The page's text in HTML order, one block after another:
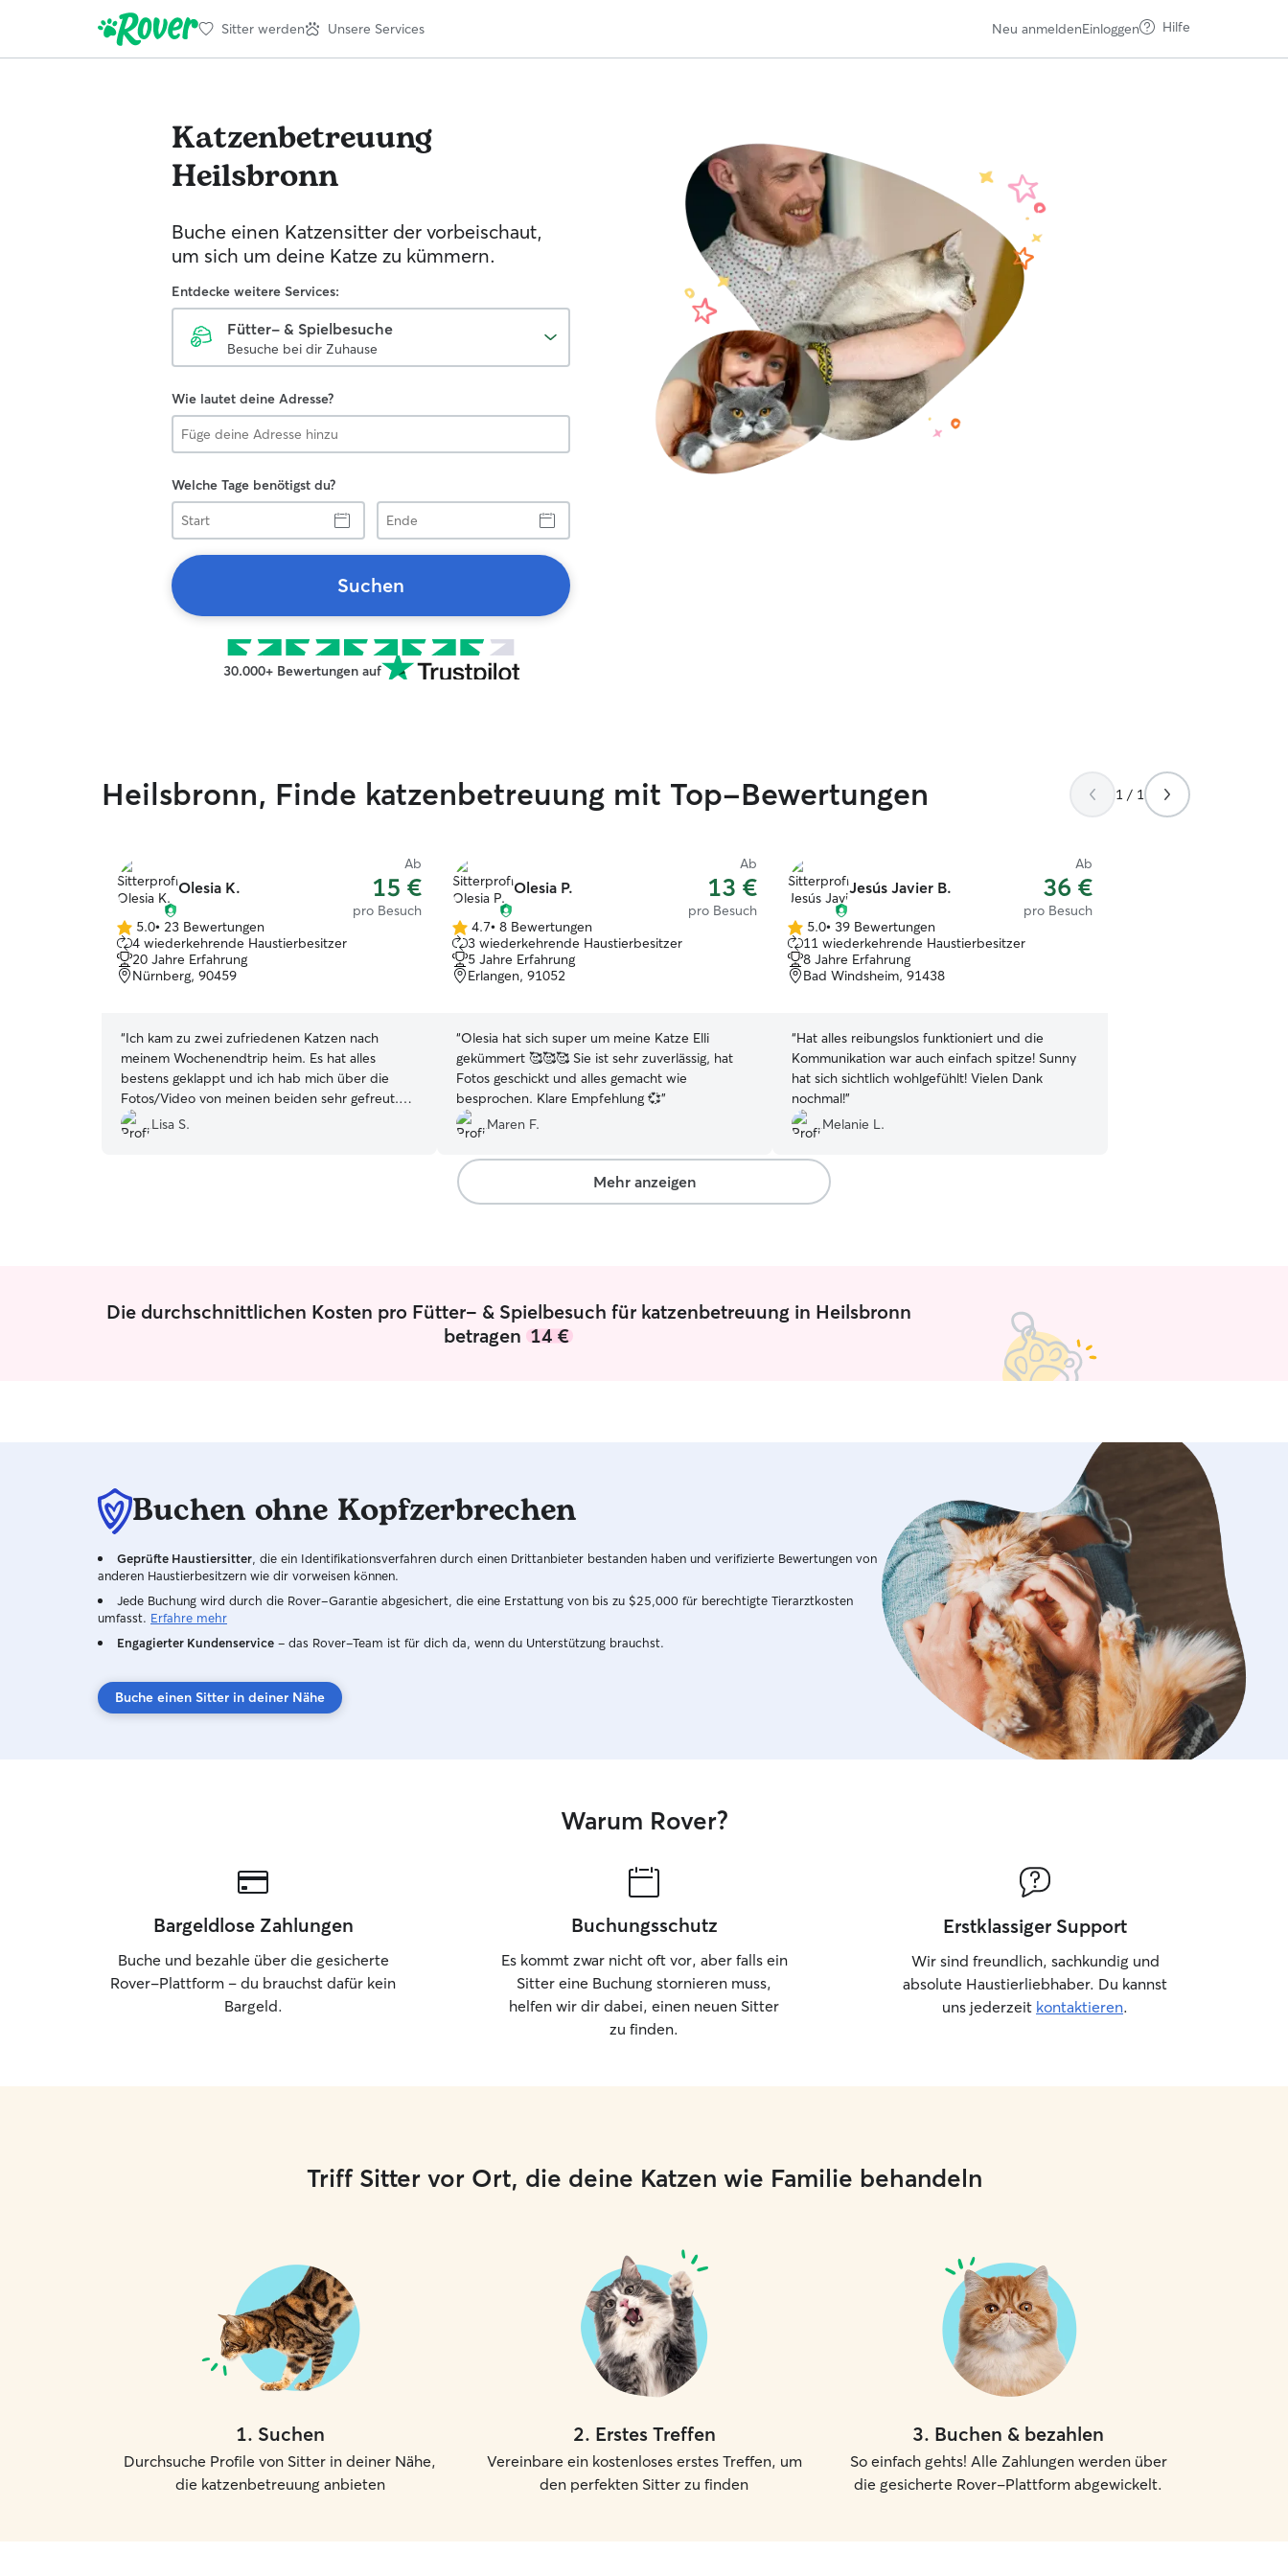
Sitter werden Unsere Services Neu anmeldenEinloggen Hilfe
Katzenbetreuung
Heilsbronn
Buche einen Katzensitter der vorbeischaut,
um sich um deine Katze zu kümmern.
Entdecke weitere Services:
Fütter- & Spielbesuche
Besuche bei dir Zuhause
Wie lautet deine Adresse?
Welche Tage benötigst du?
Start
Ende
Suchen
30.000+ Bewertungen auf
Heilsbronn, Finde katzenbetreuung mit Top-Bewertungen 1 / 1
Olesia K.
Ab
15 €
pro Besuch
5.0
von
5
Sternen
5.0• 23 Bewertungen
4 wiederkehrende Haustierbesitzer
20 Jahre Erfahrung
Nürnberg, 90459
“Ich kam zu zwei zufriedenen Katzen nach
meinem Wochenendtrip heim. Es hat alles
bestens geklappt und ich hab mich über die
Fotos/Video von meinen beiden sehr gefreut.
Vielen Dank.
Lisa S.
Olesia P.
Ab
13 €
pro Besuch
4.7
von
5
Sternen
4.7• 8 Bewertungen
3 wiederkehrende Haustierbesitzer
5 Jahre Erfahrung
Erlangen, 91052
“Olesia hat sich super um meine Katze Elli
gekümmert 🥰🥰🥰 Sie ist sehr zuverlässig, hat
Fotos geschickt und alles gemacht wie
besprochen. Klare Empfehlung 💞”
Maren F.
Jesús Javier B.
Ab
36 €
pro Besuch
5.0
von
5
Sternen
5.0• 39 Bewertungen
11 wiederkehrende Haustierbesitzer
8 Jahre Erfahrung
Bad Windsheim, 91438
“Hat alles reibungslos funktioniert und die
Kommunikation war auch einfach spitze! Sunny
hat sich sichtlich wohlgefühlt! Vielen Dank
nochmal!”
Melanie L.
Mehr anzeigen
Die durchschnittlichen Kosten pro Fütter- & Spielbesuch für katzenbetreuung in Heilsbronn
betragen14 €
Buchen ohne Kopfzerbrechen
Geprüfte Haustiersitter , die ein Identifikationsverfahren durch einen Drittanbieter bestanden haben und verifizierte Bewertungen von
anderen Haustierbesitzern wie dir vorweisen können.
Jede Buchung wird durch die Rover-Garantie abgesichert, die eine Erstattung von bis zu $25,000 für berechtigte Tierarztkosten
umfasst. Erfahre mehr
Engagierter Kundenservice – das Rover-Team ist für dich da, wenn du Unterstützung brauchst.
Buche einen Sitter in deiner Nähe
Warum Rover?
Bargeldlose Zahlungen
Buche und bezahle über die gesicherte
Rover-Plattform – du brauchst dafür kein
Bargeld.
Buchungsschutz
Es kommt zwar nicht oft vor, aber falls ein
Sitter eine Buchung stornieren muss,
helfen wir dir dabei, einen neuen Sitter
zu finden.
Erstklassiger Support
Wir sind freundlich, sachkundig und
absolute Haustierliebhaber. Du kannst
uns jederzeit kontaktieren.
Triff Sitter vor Ort, die deine Katzen wie Familie behandeln
1. Suchen
Durchsuche Profile von Sitter in deiner Nähe,
die katzenbetreuung anbieten
2. Erstes Treffen
Vereinbare ein kostenloses erstes Treffen, um
den perfekten Sitter zu finden
3. Buchen & bezahlen
So einfach gehts! Alle Zahlungen werden über
die gesicherte Rover-Plattform abgewickelt.